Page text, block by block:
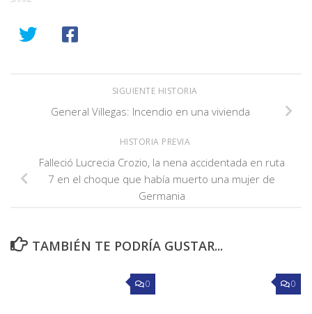
SIGUIENTE HISTORIA
General Villegas: Incendio en una vivienda
HISTORIA PREVIA
Falleció Lucrecia Crozio, la nena accidentada en ruta
7 en el choque que había muerto una mujer de
Germania
TAMBIÉN TE PODRÍA GUSTAR...
0 0